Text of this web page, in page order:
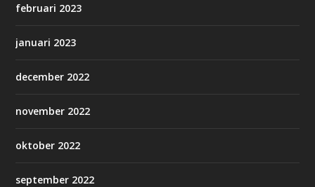
februari 2023
januari 2023
december 2022
november 2022
oktober 2022
september 2022